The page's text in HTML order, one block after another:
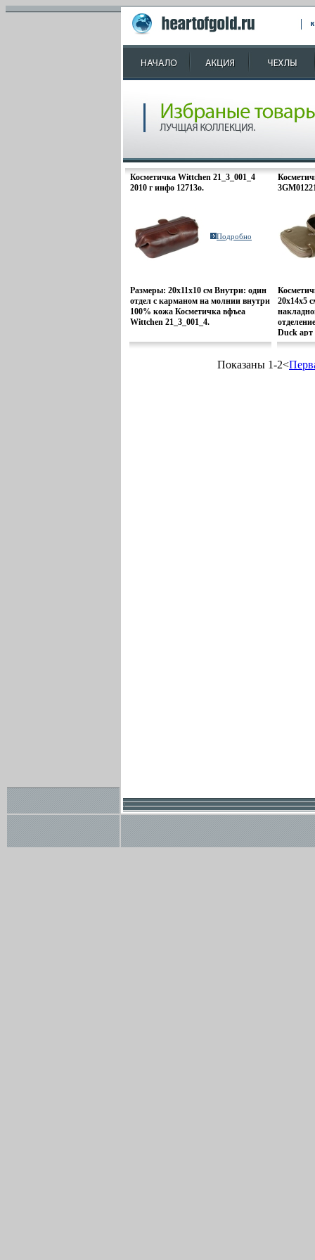
Косметичка Wittchen 21_3_001_4
2010 г инфо 12713o.
Подробно
Размеры: 20х11х10 см Внутри: один
отдел с карманом на молнии внутри
100% кожа Косметичка вфъеа
Wittchen 21_3_001_4.
20x14x5
Duck арт
Показаны 1-2<